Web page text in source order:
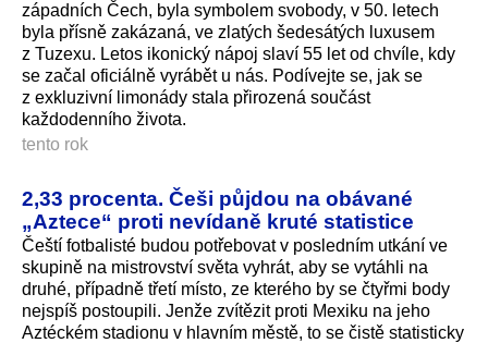
západních Čech, byla symbolem svobody, v 50. letech
byla přísně zakázaná, ve zlatých šedesátých luxusem
z Tuzexu. Letos ikonický nápoj slaví 55 let od chvíle, kdy
se začal oficiálně vyrábět u nás. Podívejte se, jak se
z exkluzivní limonády stala přirozená součást
každodenního života.
tento rok
2,33 procenta. Češi půjdou na obávané
„Aztece“ proti nevídaně kruté statistice
Čeští fotbalisté budou potřebovat v posledním utkání ve
skupině na mistrovství světa vyhrát, aby se vytáhli na
druhé, případně třetí místo, ze kterého by se čtyřmi body
nejspíš postoupili. Jenže zvítězit proti Mexiku na jeho
Aztéckém stadionu v hlavním městě, to se čistě statisticky